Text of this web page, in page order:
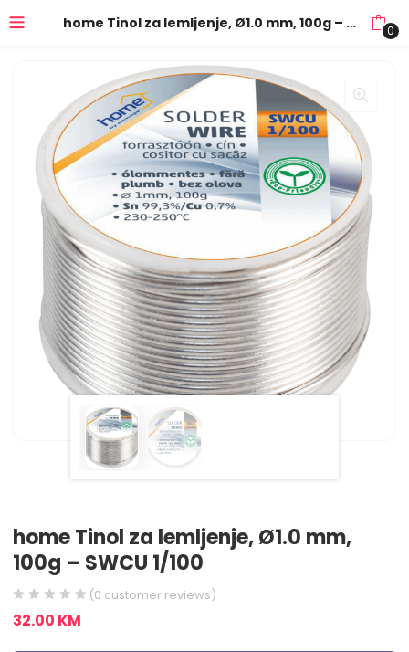
home Tinol za lemljenje, Ø1.0 mm, 100g – SWCU 1/100 0
home Tinol za lemljenje, Ø1.0 mm,
100g – SWCU 1/100
(0 customer reviews)
32.00 KM